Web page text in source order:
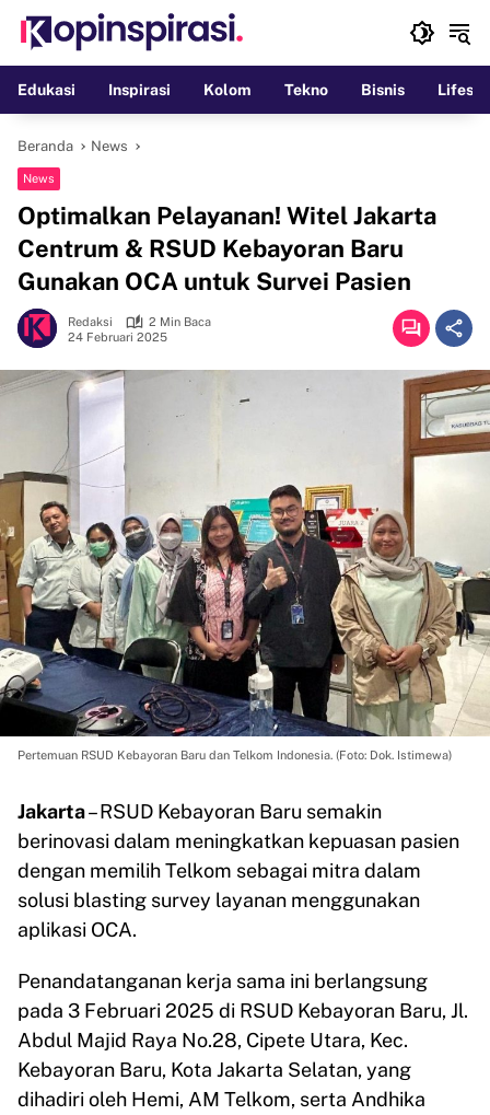
konten
Edukasi
Inspirasi Kolom Tekno Bisnis
Beranda News
News
Optimalkan Pelayanan! Witel Jakarta
Centrum & RSUD Kebayoran Baru
Gunakan OCA untuk Survei Pasien
Redaksi
2 Min Baca
24 Februari 2025
Pertemuan RSUD Kebayoran Baru dan Telkom Indonesia. (Foto: Dok. Istimewa)
Jakarta– RSUD Kebayoran Baru semakin
berinovasi dalam meningkatkan kepuasan pasien
dengan memilih Telkom sebagai mitra dalam
solusi blasting survey layanan menggunakan
aplikasi OCA.
Penandatanganan kerja sama ini berlangsung
pada 3 Februari 2025 di RSUD Kebayoran Baru, Jl.
Abdul Majid Raya No.28, Cipete Utara, Kec.
Kebayoran Baru, Kota Jakarta Selatan, yang
dihadiri oleh Hemi, AM Telkom, serta Andhika